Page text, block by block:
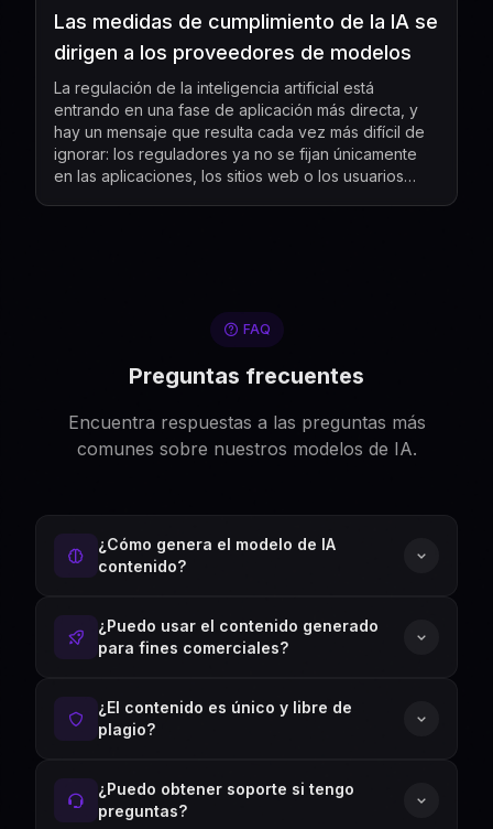
Las medidas de cumplimiento de la IA se
dirigen a los proveedores de modelos
La regulación de la inteligencia artificial está
entrando en una fase de aplicación más directa, y
hay un mensaje que resulta cada vez más difícil de
ignorar: los reguladores ya no se fijan únicamente
en las aplicaciones, los sitios web o los usuarios
FAQ
Preguntas frecuentes
Encuentra respuestas a las preguntas más
comunes sobre nuestros modelos de IA.
¿Cómo genera el modelo de IA
contenido?
¿Puedo usar el contenido generado
para fines comerciales?
¿El contenido es único y libre de
plagio?
¿Puedo obtener soporte si tengo
preguntas?